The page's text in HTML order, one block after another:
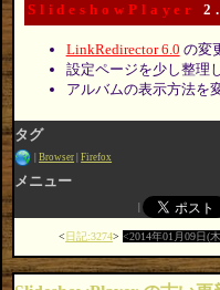
SlideshowPlayer
LinkRedirector 6.0 の変
設定ページを少し整理
アルバムの表示方法を
タグ
Browser Firefox
メニュー
日記:3274 2014年01月09日(